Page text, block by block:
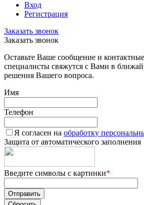
Вход
Регистрация
Заказать звонок
Заказать звонок
Оставьте Ваше сообщение и
специалисты свяжутся с Вами в
решения Вашего вопроса.
Имя
Телефон
Я согласен на обработку
Защита от автоматического заполнения
Введите символы с картинки*